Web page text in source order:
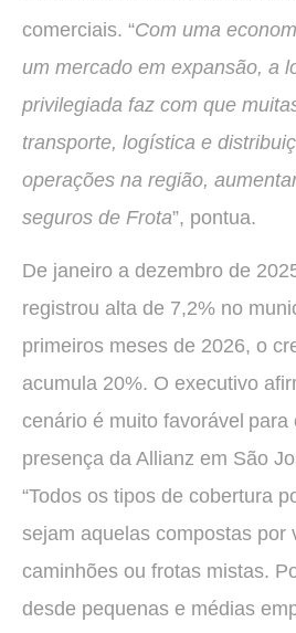
comerciais. “Com uma
um mercado em expansão, a
privilegiada faz com que
transporte, logística e
operações na região,
seguros de Frota”, pontua.
De janeiro a dezembro de
registrou alta de 7,2% no
primeiros meses de 2026, o
acumula 20%. O executivo
cenário é muito favorável para
presença da Allianz em São
“Todos os tipos de cobertura
sejam aquelas compostas por
caminhões ou frotas mistas.
desde pequenas e médias